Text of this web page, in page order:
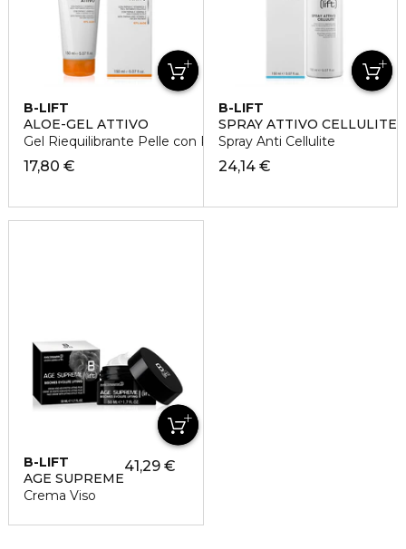
B-LIFT
ALOE-GEL ATTIVO
Gel Riequilibrante Pelle con Papaya
17,80 €
B-LIFT
SPRAY ATTIVO CELLULITE
Spray Anti Cellulite
24,14 €
B-LIFT
AGE SUPREME
Crema Viso
41,29 €